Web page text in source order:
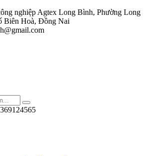
nghiệp Agtex Long Bình, Phường Long
Biên Hoà, Đồng Nai